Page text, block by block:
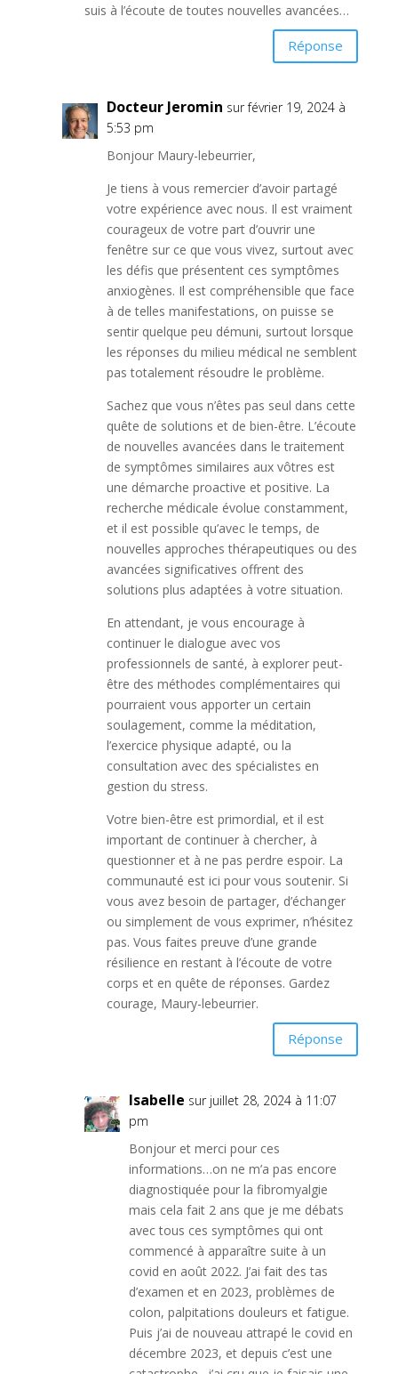
suis à l’écoute de toutes nouvelles avancées…
Réponse
Docteur Jeromin sur février 19, 2024 à
5:53 pm
Bonjour Maury-lebeurrier,
Je tiens à vous remercier d’avoir partagé
votre expérience avec nous. Il est vraiment
courageux de votre part d’ouvrir une
fenêtre sur ce que vous vivez, surtout avec
les défis que présentent ces symptômes
anxiogènes. Il est compréhensible que face
à de telles manifestations, on puisse se
sentir quelque peu démuni, surtout lorsque
les réponses du milieu médical ne semblent
pas totalement résoudre le problème.
Sachez que vous n’êtes pas seul dans cette
quête de solutions et de bien-être. L’écoute
de nouvelles avancées dans le traitement
de symptômes similaires aux vôtres est
une démarche proactive et positive. La
recherche médicale évolue constamment,
et il est possible qu’avec le temps, de
nouvelles approches thérapeutiques ou des
avancées significatives offrent des
solutions plus adaptées à votre situation.
En attendant, je vous encourage à
continuer le dialogue avec vos
professionnels de santé, à explorer peut-
être des méthodes complémentaires qui
pourraient vous apporter un certain
soulagement, comme la méditation,
l’exercice physique adapté, ou la
consultation avec des spécialistes en
gestion du stress.
Votre bien-être est primordial, et il est
important de continuer à chercher, à
questionner et à ne pas perdre espoir. La
communauté est ici pour vous soutenir. Si
vous avez besoin de partager, d’échanger
ou simplement de vous exprimer, n’hésitez
pas. Vous faites preuve d’une grande
résilience en restant à l’écoute de votre
corps et en quête de réponses. Gardez
courage, Maury-lebeurrier.
Réponse
Isabelle sur juillet 28, 2024 à 11:07
pm
Bonjour et merci pour ces
informations…on ne m’a pas encore
diagnostiquée pour la fibromyalgie
mais cela fait 2 ans que je me débats
avec tous ces symptômes qui ont
commencé à apparaître suite à un
covid en août 2022. J’ai fait des tas
d’examen et en 2023, problèmes de
colon, palpitations douleurs et fatigue.
Puis j’ai de nouveau attrapé le covid en
décembre 2023, et depuis c’est une